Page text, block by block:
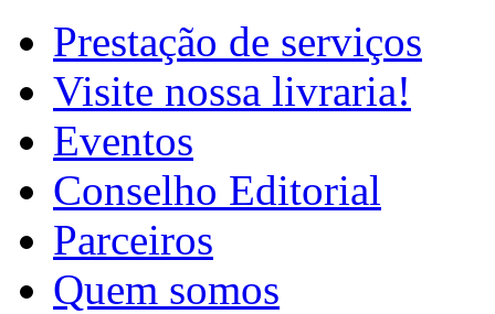
Prestação de serviços
Visite nossa livraria!
Eventos
Conselho Editorial
Parceiros
Quem somos